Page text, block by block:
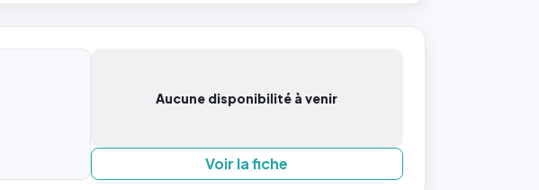
Aucune disponibilité à venir
Voir la fiche